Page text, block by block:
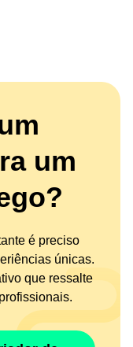
um
é preciso
únicas.
que ressalte